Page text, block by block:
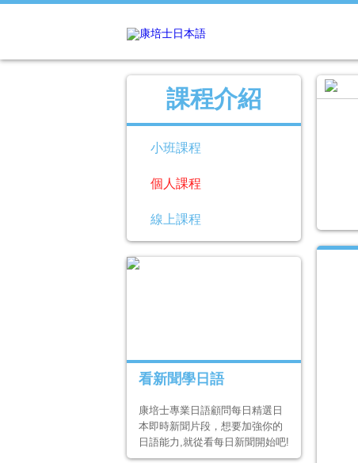
課程介紹
小班課程
個人課程
線上課程
看新聞學日語
康培士專業日語顧問每日精選日
本即時新聞片段，想要加強你的
日語能力,就從看每日新聞開始吧!